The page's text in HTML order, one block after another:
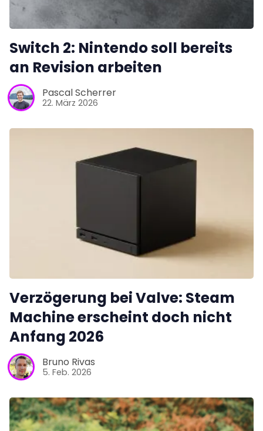
Switch 2: Nintendo soll bereits
an Revision arbeiten
Pascal Scherrer
22. März 2026
Verzögerung bei Valve: Steam
Machine erscheint doch nicht
Anfang 2026
Bruno Rivas
5. Feb. 2026